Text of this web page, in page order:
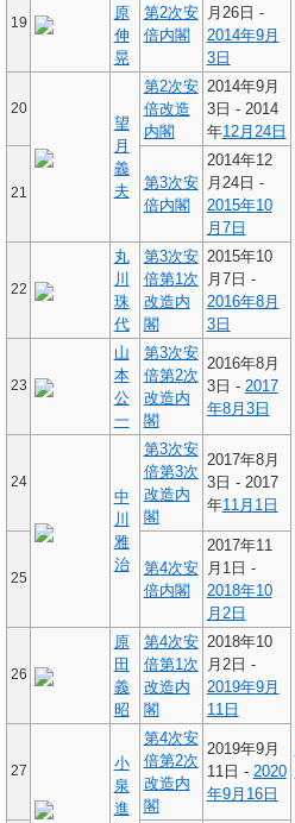
19
原
伸
晃
第2次安
倍内閣
月26日 -
2014年9月
3日
20
望
月
義
夫
第2次安
倍改造
内閣
2014年9月
3日 - 2014
年12月24日
21
第3次安
倍内閣
2014年12
月24日 -
2015年10
月7日
22
丸
川
珠
代
第3次安
倍第1次
改造内
閣
2015年10
月7日 -
2016年8月
3日
23
山
本
公
一
第3次安
倍第2次
改造内
閣
2016年8月
3日 - 2017
年8月3日
24
中
川
雅
治
第3次安
倍第3次
改造内
閣
2017年8月
3日 - 2017
年11月1日
25
第4次安
倍内閣
2017年11
月1日 -
2018年10
月2日
26
原
田
義
昭
第4次安
倍第1次
改造内
閣
2018年10
月2日 -
2019年9月
11日
27
小
泉
進
第4次安
倍第2次
改造内
閣
2019年9月
11日 - 2020
年9月16日